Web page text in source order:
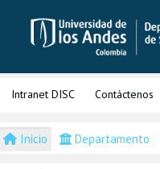
Intranet DISC Contáctenos
Inicio Departamento